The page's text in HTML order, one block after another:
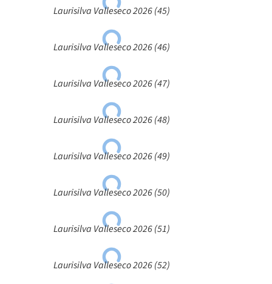
Laurisilva Valleseco 2026 (45)
Laurisilva Valleseco 2026 (46)
Laurisilva Valleseco 2026 (47)
Laurisilva Valleseco 2026 (48)
Laurisilva Valleseco 2026 (49)
Laurisilva Valleseco 2026 (50)
Laurisilva Valleseco 2026 (51)
Laurisilva Valleseco 2026 (52)